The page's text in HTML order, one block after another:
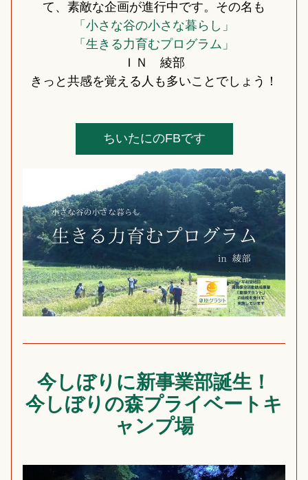
て、素敵な企画が進行中です。その名も
「小さな谷の小さな暮らし」
「生きる力育むプログラム」
ＩＮ　綾部
きっと共感を覚える人も多いことでしょう！
ちいたにのFBです
今しぼりに新事業部誕生！
今しぼりの森プライベートキ
ャンプ場